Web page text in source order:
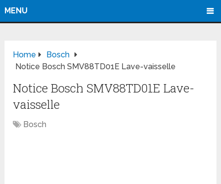
MENU
Home
Bosch
Notice Bosch SMV88TD01E Lave-vaisselle
Notice Bosch SMV88TD01E Lave-
vaisselle
Bosch